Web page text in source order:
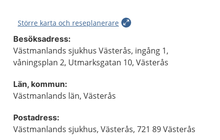
Större karta och reseplanerare
Besöksadress:
Västmanlands sjukhus Västerås, ingång 1,
våningsplan 2, Utmarksgatan 10, Västerås
Län, kommun:
Västmanlands län, Västerås
Postadress:
Västmanlands sjukhus, Västerås, 721 89 Västerås